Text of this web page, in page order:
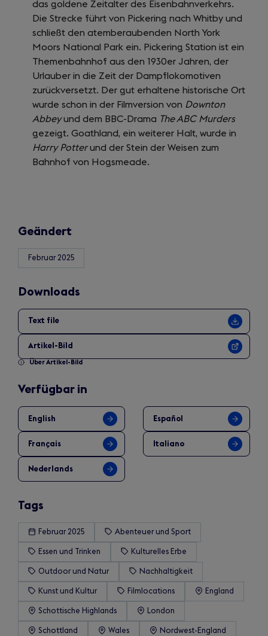
das goldene Zeitalter des Eisenbahnverkehrs.
Die Strecke führt von Pickering nach Whitby und
schließt den atemberaubenden North York
Moors National Park ein. Pickering Station ist ein
Themenbahnhof aus den 1930er Jahren, der
Urlauber in die Zeit der Dampflokomotiven
zurückversetzt. Der gut erhaltene historische Ort
wurde schon in der Filmversion von Downton
Abbeyund dem BBC-Drama The ABC Murders
gezeigt. Goathland, ein weiterer Halt, wurde in
Harry Potterund der Stein der Weisen zum
Bahnhof von Hogsmeade.
Geändert
Februar 2025
Downloads
Text file
Artikel-Bild
Über Artikel-Bild
Verfügbar in
English Español
Français Italiano
Nederlands
Tags
Februar 2025 Abenteuer und Sport
Essen und Trinken Kulturelles Erbe
Outdoor und Natur Nachhaltigkeit
Kunst und Kultur Filmlocations England
Schottische Highlands London
Schottland Wales Nordwest-England